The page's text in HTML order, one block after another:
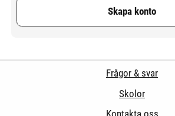
Skapa konto
Frågor & svar
Skolor